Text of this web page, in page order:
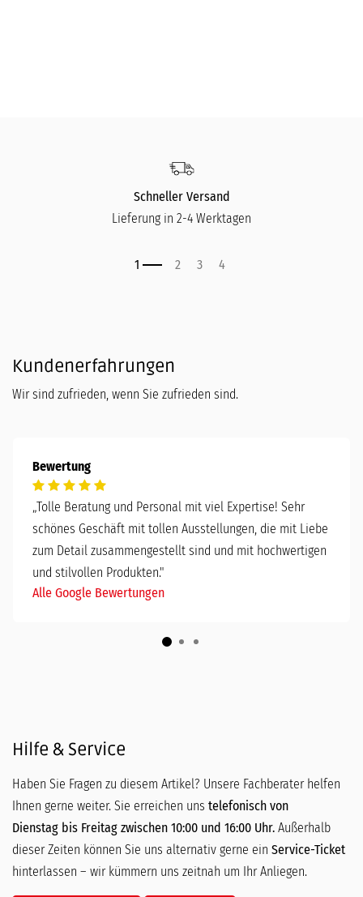
Schneller Versand
Lieferung in 2-4 Werktagen
Kundenerfahrungen
Wir sind zufrieden, wenn Sie zufrieden sind.
Bewertung
„Tolle Beratung und Personal mit viel Expertise! Sehr
schönes Geschäft mit tollen Ausstellungen, die mit Liebe
zum Detail zusammengestellt sind und mit hochwertigen
und stilvollen Produkten."
Alle Google Bewertungen
Hilfe & Service
Haben Sie Fragen zu diesem Artikel? Unsere Fachberater helfen
Ihnen gerne weiter. Sie erreichen uns telefonisch von
Dienstag bis Freitag zwischen 10:00 und 16:00 Uhr. Außerhalb
dieser Zeiten können Sie uns alternativ gerne ein Service-Ticket
hinterlassen – wir kümmern uns zeitnah um Ihr Anliegen.